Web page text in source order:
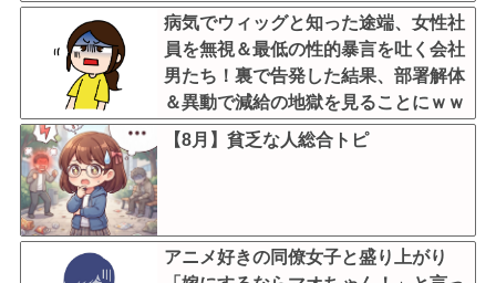
よ。いい年してマンションとか持ち家
がない人って恥ずかしくない
の……..？
病気でウィッグと知った途端、女性社
員を無視＆最低の性的暴言を吐く会社
男たち！裏で告発した結果、部署解体
＆異動で減給の地獄を見ることにｗｗ
←人として最低限の倫理観すら欠如し
【8月】貧乏な人総合トピ
アニメ好きの同僚女子と盛り上がり